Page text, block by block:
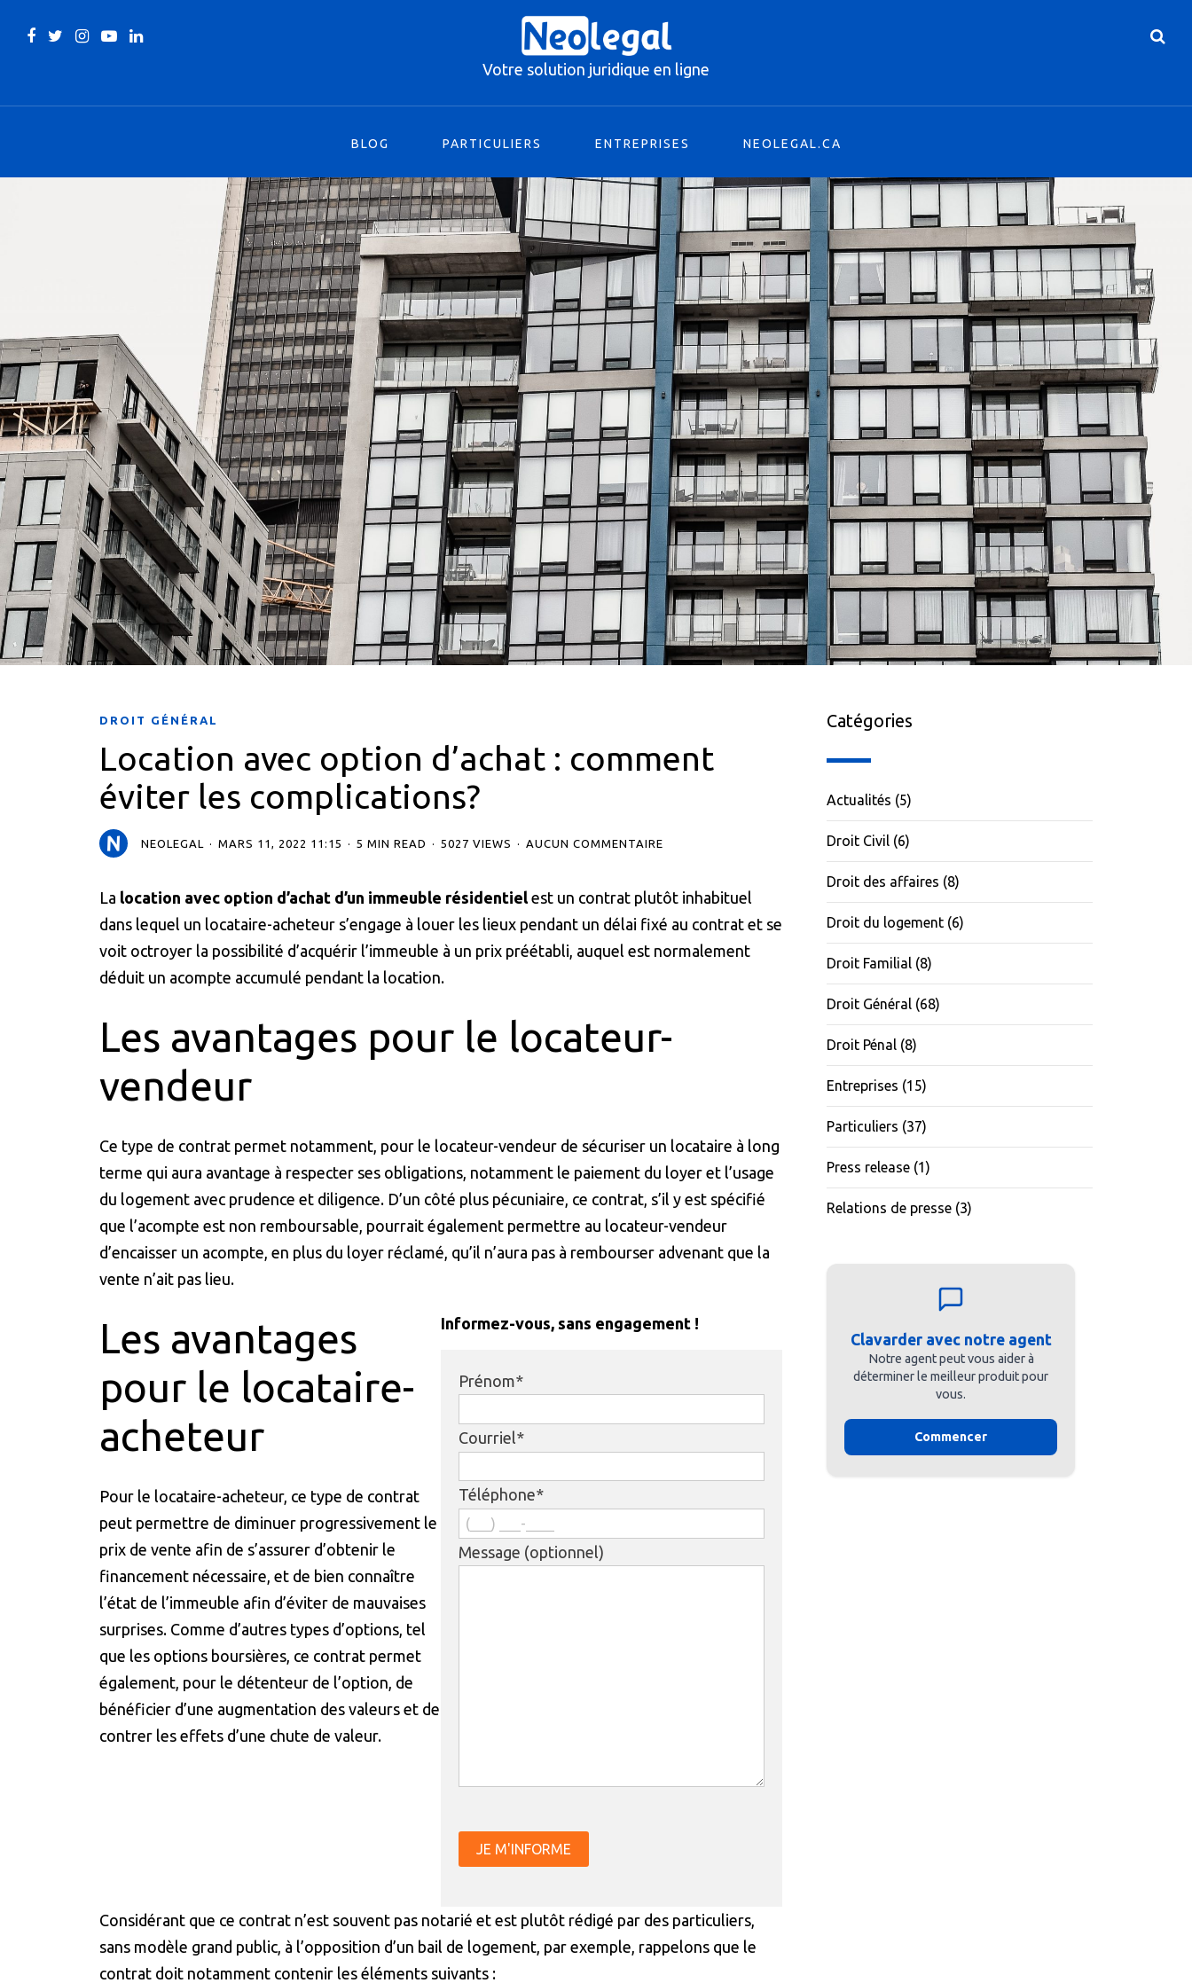
Votre solution juridique en ligne
BLOG PARTICULIERS ENTREPRISES NEOLEGAL.CA
PARTICULIERS ENTREPRISES
DROIT GÉNÉRAL
Location avec option d’achat : comment
éviter les complications?
NEOLEGAL MARS 11, 2022 11:15 5 MIN READ 5027 VIEWS AUCUN COMMENTAIRE
La location avec option d’achat d’un immeuble résidentiel est un contrat plutôt inhabituel
dans lequel un locataire-acheteur s’engage à louer les lieux pendant un délai fixé au contrat et se
voit octroyer la possibilité d’acquérir l’immeuble à un prix préétabli, auquel est normalement
déduit un acompte accumulé pendant la location.
Les avantages pour le locateur-
vendeur
Ce type de contrat permet notamment, pour le locateur-vendeur de sécuriser un locataire à long
terme qui aura avantage à respecter ses obligations, notamment le paiement du loyer et l’usage
du logement avec prudence et diligence. D’un côté plus pécuniaire, ce contrat, s’il y est spécifié
que l’acompte est non remboursable, pourrait également permettre au locateur-vendeur
d’encaisser un acompte, en plus du loyer réclamé, qu’il n’aura pas à rembourser advenant que la
vente n’ait pas lieu.
Les avantages
pour le locataire-
acheteur
Pour le locataire-acheteur, ce type de contrat
peut permettre de diminuer progressivement le
prix de vente afin de s’assurer d’obtenir le
financement nécessaire, et de bien connaître
l’état de l’immeuble afin d’éviter de mauvaises
surprises. Comme d’autres types d’options, tel
que les options boursières, ce contrat permet
également, pour le détenteur de l’option, de
bénéficier d’une augmentation des valeurs et de
contrer les effets d’une chute de valeur.
Informez-vous, sans engagement !
Prénom*
Courriel*
Téléphone*
Message (optionnel)
Considérant que ce contrat n’est souvent pas notarié et est plutôt rédigé par des particuliers,
sans modèle grand public, à l’opposition d’un bail de logement, par exemple, rappelons que le
contrat doit notamment contenir les éléments suivants :
Catégories
Actualités (5)
Droit Civil (6)
Droit des affaires (8)
Droit du logement (6)
Droit Familial (8)
Droit Général (68)
Droit Pénal (8)
Entreprises (15)
Particuliers (37)
Press release (1)
Relations de presse (3)
Clavarder avec notre agent
Notre agent peut vous aider à
déterminer le meilleur produit pour
vous.
Commencer